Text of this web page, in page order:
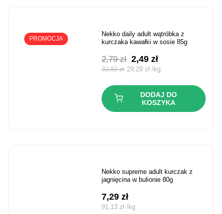
PROMOCJA
nekko daily adult wątróbka z
kurczaka kawałki w sosie 85g
2,79zł Pierwotna
cena
2,79 zł.
2,49złAktualna
cena
2,49 zł.
32,82zł 29,29zł /kg
DODAJ DO
KOSZYKA
nekko supreme adult kurczak z
jagnięcina w bulionie 80g
7,29zł
91,13zł /kg